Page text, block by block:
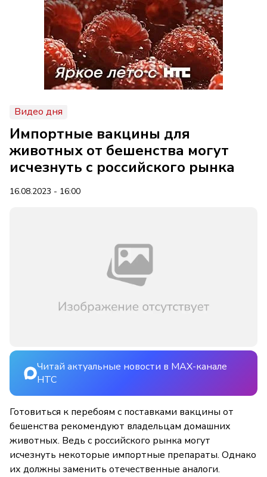
Видео дня
Импортные вакцины для
животных от бешенства могут
исчезнуть с российского рынка
16.08.2023 - 16:00
Читай актуальные новости в MAX-канале
НТС
Готовиться к перебоям с поставками вакцины от
бешенства рекомендуют владельцам домашних
животных. Ведь с российского рынка могут
исчезнуть некоторые импортные препараты. Однако
их должны заменить отечественные аналоги.